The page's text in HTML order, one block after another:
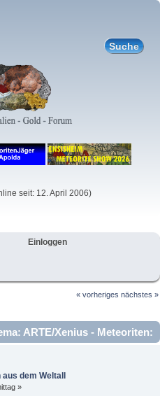
seit: 12. April 2006)
Einloggen
« vorheriges nächstes »
ARTE/Xenius - Meteoriten:
6124 mal)
dem Weltall
»